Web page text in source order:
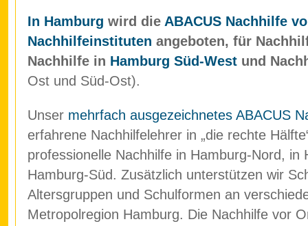
In Hamburg wird die ABACUS Nachhilfe
Nachhilfeinstituten angeboten, für
Nachhilfe in Hamburg Süd-West und
Ost und Süd-Ost).
Unser mehrfach ausgezeichnetes ABACUS
erfahrene Nachhilfelehrer in „die rechte
professionelle Nachhilfe in Hamburg-Nord, in
Hamburg-Süd. Zusätzlich unterstützen wir
Altersgruppen und Schulformen an
Metropolregion Hamburg. Die Nachhilfe vor